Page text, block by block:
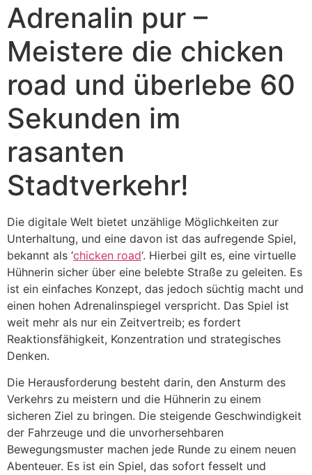
Adrenalin pur –
Meistere die chicken
road und überlebe 60
Sekunden im
rasanten
Stadtverkehr!
Die digitale Welt bietet unzählige Möglichkeiten zur
Unterhaltung, und eine davon ist das aufregende Spiel,
bekannt als ‘chicken road‘. Hierbei gilt es, eine virtuelle
Hühnerin sicher über eine belebte Straße zu geleiten. Es
ist ein einfaches Konzept, das jedoch süchtig macht und
einen hohen Adrenalinspiegel verspricht. Das Spiel ist
weit mehr als nur ein Zeitvertreib; es fordert
Reaktionsfähigkeit, Konzentration und strategisches
Denken.
Die Herausforderung besteht darin, den Ansturm des
Verkehrs zu meistern und die Hühnerin zu einem
sicheren Ziel zu bringen. Die steigende Geschwindigkeit
der Fahrzeuge und die unvorhersehbaren
Bewegungsmuster machen jede Runde zu einem neuen
Abenteuer. Es ist ein Spiel, das sofort fesselt und